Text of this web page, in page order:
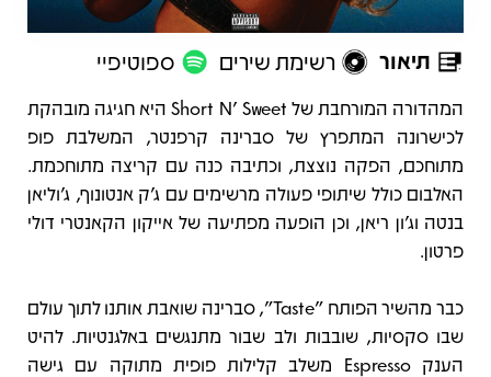
תיאור רשימת שירים ספוטיפיי
תיאור
המהדורה המורחבת של Short N' Sweet היא חגיגה מובהקת
לכישרונה המתפרץ של סברינה קרפנטר, המשלבת פופ
מתוחכם, הפקה נוצצת, וכתיבה כנה עם קריצה מתוחכמת.
האלבום כולל שיתופי פעולה מרשימים עם ג'ק אנטונוף, ג'וליאן
בנטה וג'ון ריאן, וכן הופעה מפתיעה של אייקון הקאנטרי דולי
פרטון.
כבר מהשיר הפותח "Taste", סברינה שואבת אותנו לתוך עולם
שבו סקסיות, שובבות ולב שבור מתנגשים באלגנטיות. להיט
הענק Espresso משלב קלילות פופית מתוקה עם גישה